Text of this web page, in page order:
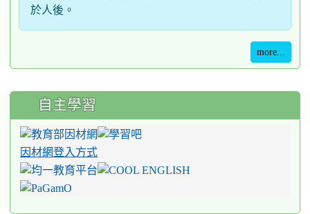
於人後。
more...
自主學習
因材網登入方式